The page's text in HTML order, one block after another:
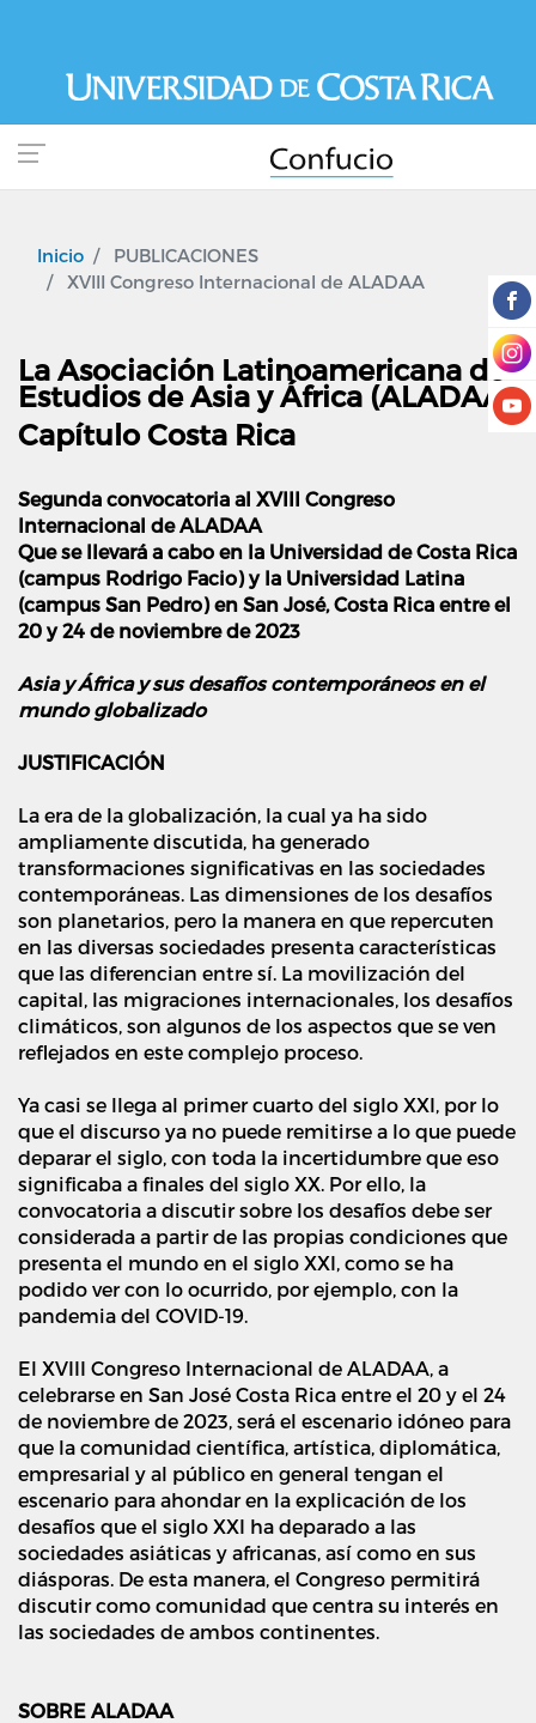
contenido
principal
Inicio
PUBLICACIONES
XVIII Congreso Internacional de ALADAA
La Asociación Latinoamericana de
Estudios de Asia y África (ALADAA)
Capítulo Costa Rica
Segunda convocatoria al XVIII Congreso
Internacional de ALADAA
Que se llevará a cabo en la Universidad de Costa Rica
(campus Rodrigo Facio) y la Universidad Latina
(campus San Pedro) en San José, Costa Rica entre el
20 y 24 de noviembre de 2023
Asia y África y sus desafíos contemporáneos en el
mundo globalizado
JUSTIFICACIÓN
La era de la globalización, la cual ya ha sido
ampliamente discutida, ha generado
transformaciones significativas en las sociedades
contemporáneas. Las dimensiones de los desafíos
son planetarios, pero la manera en que repercuten
en las diversas sociedades presenta características
que las diferencian entre sí. La movilización del
capital, las migraciones internacionales, los desafíos
climáticos, son algunos de los aspectos que se ven
reflejados en este complejo proceso.
Ya casi se llega al primer cuarto del siglo XXI, por lo
que el discurso ya no puede remitirse a lo que puede
deparar el siglo, con toda la incertidumbre que eso
significaba a finales del siglo XX. Por ello, la
convocatoria a discutir sobre los desafíos debe ser
considerada a partir de las propias condiciones que
presenta el mundo en el siglo XXI, como se ha
podido ver con lo ocurrido, por ejemplo, con la
pandemia del COVID-19.
El XVIII Congreso Internacional de ALADAA, a
celebrarse en San José Costa Rica entre el 20 y el 24
de noviembre de 2023, será el escenario idóneo para
que la comunidad científica, artística, diplomática,
empresarial y al público en general tengan el
escenario para ahondar en la explicación de los
desafíos que el siglo XXI ha deparado a las
sociedades asiáticas y africanas, así como en sus
diásporas. De esta manera, el Congreso permitirá
discutir como comunidad que centra su interés en
las sociedades de ambos continentes.
SOBRE ALADAA